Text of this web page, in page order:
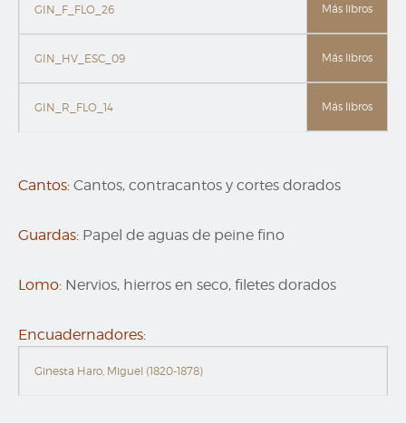
GIN_F_FLO_26 Más libros
GIN_HV_ESC_09 Más libros
GIN_R_FLO_14 Más libros
Cantos: Cantos, contracantos y cortes dorados
Guardas: Papel de aguas de peine fino
Lomo: Nervios, hierros en seco, filetes dorados
Encuadernadores:
Ginesta Haro, Miguel (1820-1878)